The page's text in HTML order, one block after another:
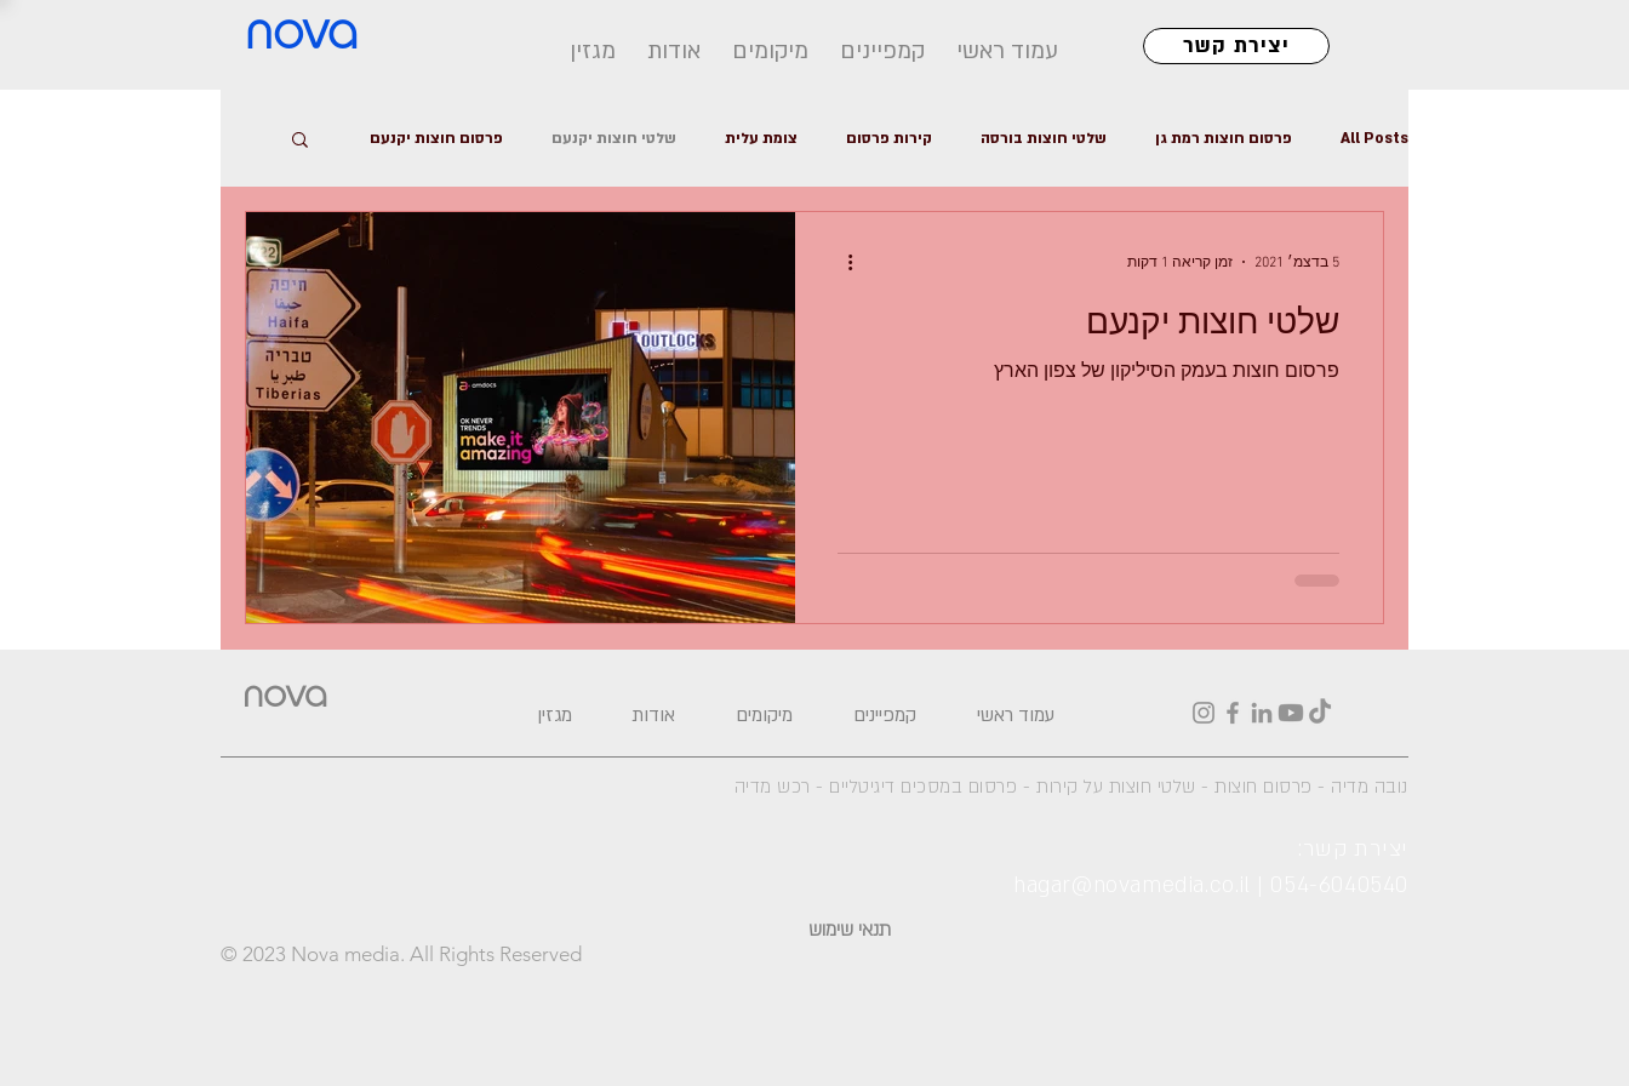
nova עמוד ראשי קמפיינים מיקומים אודות מגזין יצירת קשר
All Posts פרסום חוצות רמת גן שלטי חוצות בורסה קירות פרסום צומת עלית שלטי חוצות יקנעם פרסום חוצות יקנעם
שלטי חוצות יקנעם
פרסום חוצות בעמק הסיליקון של צפון הארץ
5 בדצמ׳ 2021 זמן קריאה 1 דקות
nova עמוד ראשי קמפיינים מיקומים אודות מגזין
נובה מדיה - פרסום חוצות - שלטי חוצות על קירות - פרסום במסכים דיגיטליים - רכש מדיה
© 2023 Nova media. All Rights Reserved
תנאי שימוש